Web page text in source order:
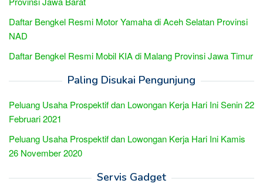
Daftar Bengkel Resmi Motor Yamaha di Aceh Selatan Provinsi
NAD
Daftar Bengkel Resmi Mobil KIA di Malang Provinsi Jawa Timur
Paling Disukai Pengunjung
Peluang Usaha Prospektif dan Lowongan Kerja Hari Ini Senin 22
Februari 2021
Peluang Usaha Prospektif dan Lowongan Kerja Hari Ini Kamis
26 November 2020
Servis Gadget